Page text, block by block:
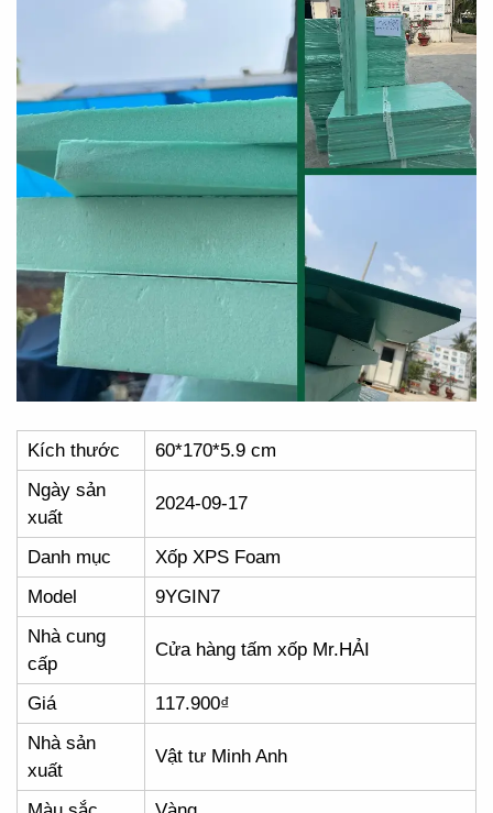
Kích thước
60*170*5.9 cm
Ngày sản
xuất
2024-09-17
Danh mục
Xốp XPS Foam
Model
9YGIN7
Nhà cung
cấp
Cửa hàng tấm xốp Mr.HẢI
Giá
117.900₫
Nhà sản
xuất
Vật tư Minh Anh